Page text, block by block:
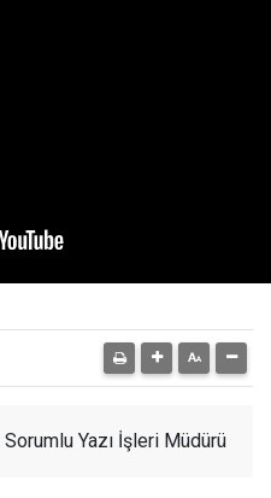
Sorumlu Yazı İşleri Müdürü